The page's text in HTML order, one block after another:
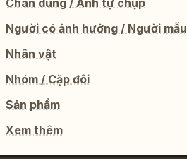
Chân dung / Ảnh tự chụp
Người có ảnh hưởng / Người mẫu
Nhân vật
Nhóm / Cặp đôi
Sản phẩm
Xem thêm